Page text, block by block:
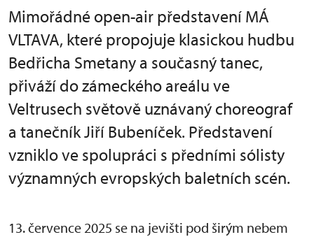
Mimořádné open-air představení MÁ
VLTAVA, které propojuje klasickou hudbu
Bedřicha Smetany a současný tanec,
přiváží do zámeckého areálu ve
Veltrusech světově uznávaný choreograf
a tanečník Jiří Bubeníček. Představení
vzniklo ve spolupráci s předními sólisty
významných evropských baletních scén.
13. července 2025 se na jevišti pod širým nebem